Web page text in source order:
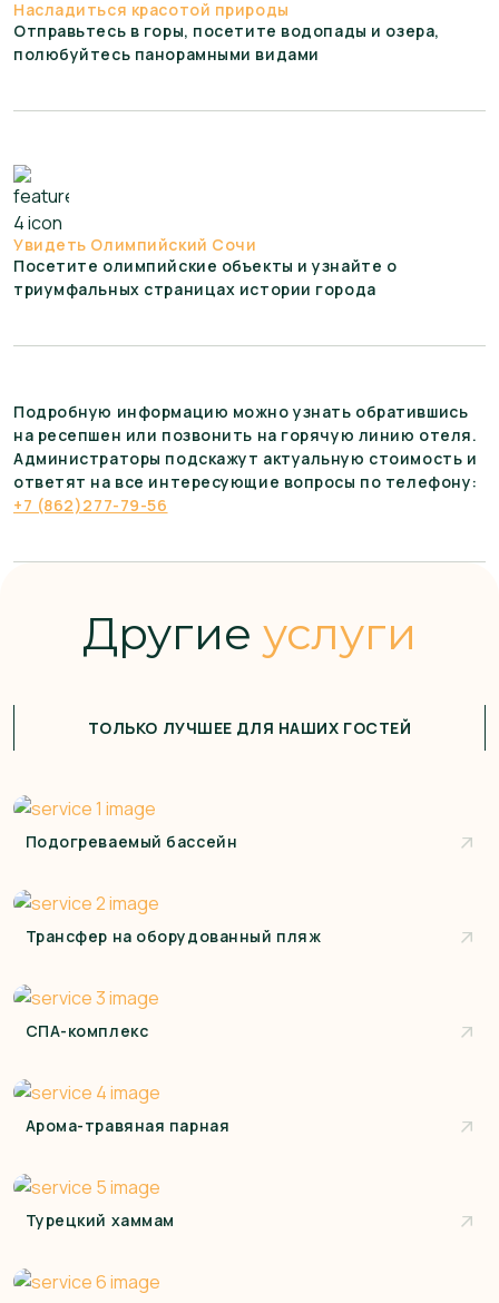
Насладиться красотой природы
Отправьтесь в горы, посетите водопады и озера,
полюбуйтесь панорамными видами
Увидеть Олимпийский Сочи
Посетите олимпийские объекты и узнайте о
триумфальных страницах истории города
Подробную информацию можно узнать обратившись
на ресепшен или позвонить на горячую линию отеля.
Администраторы подскажут актуальную стоимость и
ответят на все интересующие вопросы по телефону:
+7 (862)277-79-56
Другие услуги
ТОЛЬКО ЛУЧШЕЕ ДЛЯ НАШИХ ГОСТЕЙ
Подогреваемый бассейн
Трансфер на оборудованный пляж
СПА-комплекс
Арома-травяная парная
Турецкий хаммам